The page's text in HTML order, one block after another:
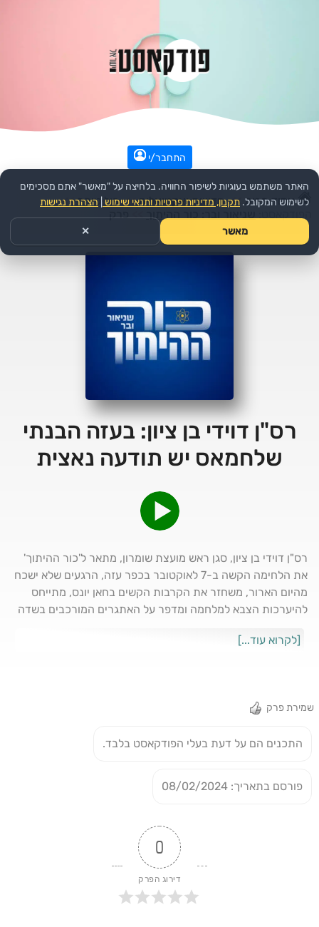
התחבר/י
עמוד הבית >> חדשות ואקטואליה >> פוליטיקה >>
שניאור ובר: כור ההיתוך >>פרק
רס"ן דוידי בן ציון: בעזה הבנתי
שלחמאס יש תודעה נאצית
רס"ן דוידי בן ציון, סגן ראש מועצת שומרון, מתאר ל'כור ההיתוך'
את הלחימה הקשה ב-7 לאוקטובר בכפר עזה, הרגעים שלא ישכח
מהיום הארור, משחזר את הקרבות הקשים בחאן יונס, מתייחס
להיערכות הצבא למלחמה ומדפר על האתגרים המורכבים בשדה
לכור ההיתוך:https://bit.ly/46txkFm
[לקרוא עוד...]
שמירת פרק
התכנים הם על דעת בעלי הפודקאסט בלבד.
פורסם בתאריך: 08/02/2024
0
דירוג הפרק
האתר משתמש בעוגיות לשיפור החוויה. בלחיצה על "מאשר" אתם מסכימים
לשימוש המקובל. תקנון, מדיניות פרטיות ותנאי שימוש הצהרת נגישות
מאשר ✕